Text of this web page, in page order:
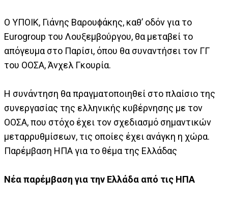
Ο ΥΠΟΙΚ, Γιάνης Βαρουϕάκης, καθ’ οδόν για το
Eurogroup του Λουξεμβούργου, θα μεταβεί το
απόγευμα στο Παρίσι, όπου θα συναντήσει τον ΓΓ
του ΟΟΣΑ, Άνχελ Γκουρία.
Η συνάντηση θα πραγματοποιηθεί στο πλαίσιο της
συνεργασίας της ελληνικής κυβέρνησης με τον
ΟΟΣΑ, που στόχο έχει τον σχεδιασμό σημαντικών
μεταρρυθμίσεων, τις οποίες έχει ανάγκη η χώρα.
Παρέμβαση ΗΠΑ για το θέμα της Ελλάδας
Νέα παρέμβαση για την Ελλάδα από τις ΗΠΑ